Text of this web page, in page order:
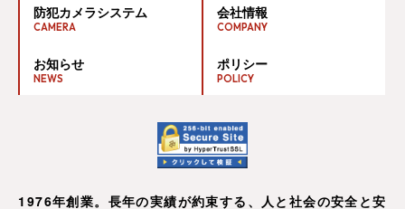
防犯カメラシステム
CAMERA
会社情報
COMPANY
お知らせ
NEWS
ポリシー
POLICY
1976年創業。長年の実績が約束する、人と社会の安全と安